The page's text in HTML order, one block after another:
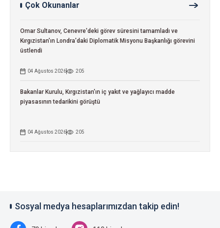
Çok Okunanlar
Omar Sultanov, Cenevre'deki görev süresini tamamladı ve
Kırgızistan'ın Londra'daki Diplomatik Misyonu Başkanlığı görevini
üstlendi
04 Ağustos 2026 205
Bakanlar Kurulu, Kırgızistan'ın iç yakıt ve yağlayıcı madde
piyasasının tedarikini görüştü
04 Ağustos 2026 205
Sosyal medya hesaplarımızdan takip edin!